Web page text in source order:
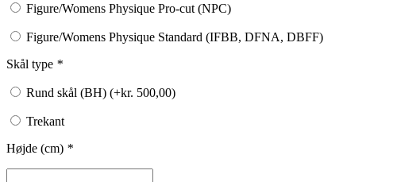
Figure/Womens Physique Pro-cut (NPC)
Figure/Womens Physique Standard (IFBB, DFNA, DBFF)
Skål type *
Rund skål (BH) (+kr. 500,00)
Trekant
Højde (cm) *